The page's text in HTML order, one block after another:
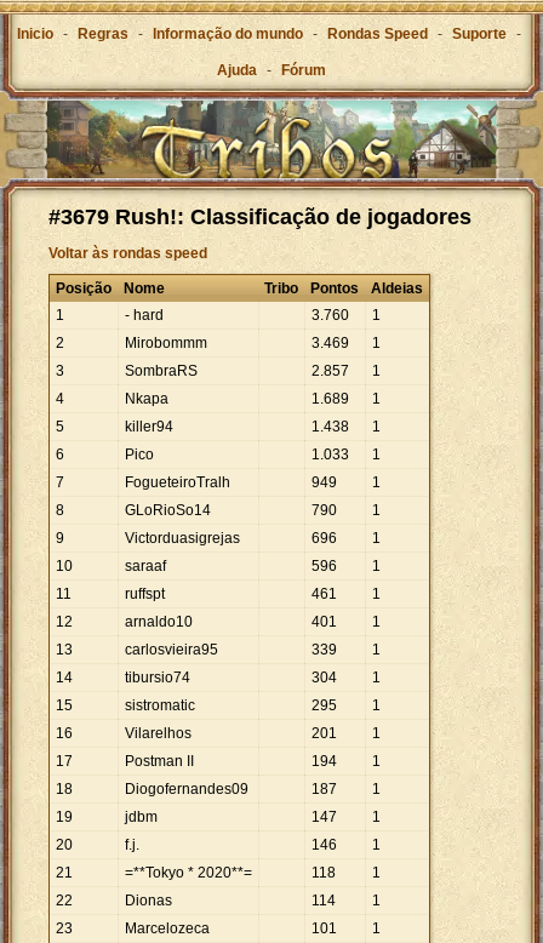
Inicio - Regras - Informação do mundo - Rondas Speed - Suporte -
Ajuda - Fórum
#3679 Rush!: Classificação de jogadores
Voltar às rondas speed
Posição Nome Tribo Pontos
Aldeias
1
- hard 3.760
1
2
Mirobommm 3.469
1
3
SombraRS 2.857
1
4
Nkapa 1.689
1
5
killer94 1.438
1
6
Pico 1.033
1
7
FogueteiroTralh 949
1
8
GLoRioSo14 790
1
9
Victorduasigrejas 696
1
10
saraaf 596
1
11
ruffspt 461
1
12
arnaldo10 401
1
13
carlosvieira95 339
1
14
tibursio74 304
1
15
sistromatic 295
1
16
Vilarelhos 201
1
17
Postman II 194
1
18
Diogofernandes09 187
1
19
jdbm 147
1
20
f.j. 146
1
21
=**Tokyo * 2020**= 118
1
22
Dionas 114
1
23
Marcelozeca 101
1